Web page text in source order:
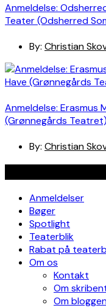
Anmeldelse:
Teater (Odsherred
By: Christian
Anmeldelse: Erasmus
(Grønnegårds Teatret)
By: Christian
Anmeldelser
Bøger
Spotlight
Teaterblik
Rabat på
Om os
Kontakt
Om
Om